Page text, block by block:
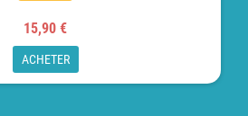
15,90 €
ACHETER